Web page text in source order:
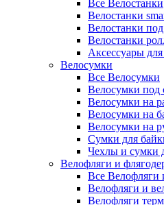
Все Велостанки
Велостанки
Велостанки
Велостанки
Аксессуары для
Велосумки
Все Велосумки
Велосумки под
Велосумки на
Велосумки на
Велосумки на
Сумки для
Чехлы и сумки
Велофляги и
Все Велофляги
Велофляги и
Велофляги